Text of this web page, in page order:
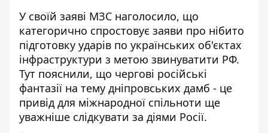
У своїй заяві МЗС наголосило, що
категорично спростовує заяви про нібито
підготовку ударів по українських об'єктах
інфраструктури з метою звинуватити РФ.
Тут пояснили, що чергові російські
фантазії на тему дніпровських дамб - це
привід для міжнародної спільноти ще
уважніше слідкувати за діями Росії.